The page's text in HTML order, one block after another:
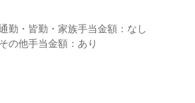
勤・皆勤・家族手当金額：なし
の他手当金額：あり